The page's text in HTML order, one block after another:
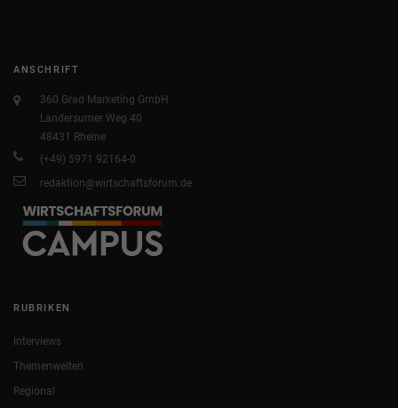
ANSCHRIFT
360 Grad Marketing GmbH
Landersumer Weg 40
48431 Rheine
(+49) 5971 92164-0
redaktion@wirtschaftsforum.de
RUBRIKEN
Interviews
Themenwelten
Regional